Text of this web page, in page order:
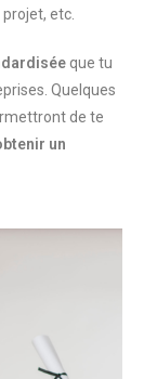
etc.
que tu
Quelques
de te
un